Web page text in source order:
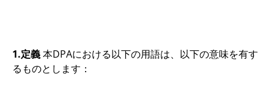
1.定義本DPAにおける以下の用語は、以下の意味を有す
るものとします：